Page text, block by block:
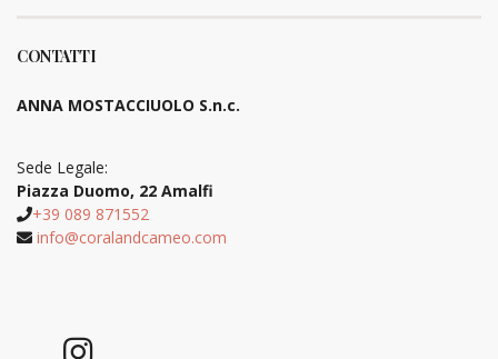
CONTATTI
ANNA MOSTACCIUOLO S.n.c.
Sede Legale:
Piazza Duomo, 22 Amalfi
+39 089 871552
info@coralandcameo.com